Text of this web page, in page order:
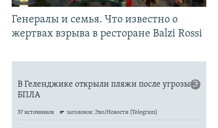
Генералы и семья. Что известно о
жертвах взрыва в ресторане Balzi Rossi